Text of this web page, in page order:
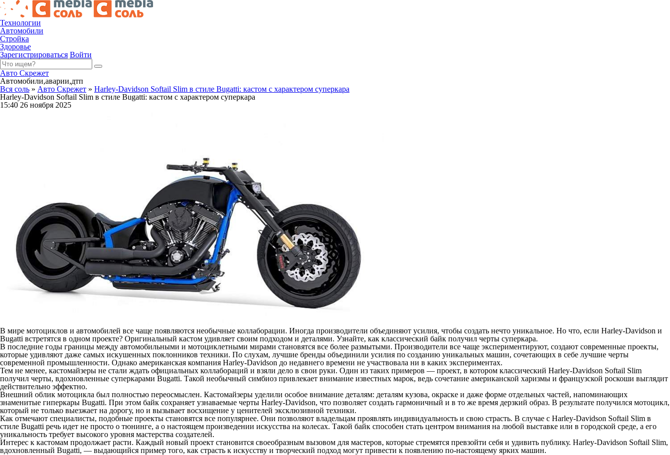
Технологии
Автомобили
Стройка
Здоровье
Зарегистрироваться Войти
Авто Скрежет
Автомобили,аварии,дтп
Вся соль » Авто Скрежет » Harley-Davidson Softail Slim в стиле Bugatti: кастом с характером суперкара
Harley-Davidson Softail Slim в стиле Bugatti: кастом с характером суперкара
15:40 26 ноября 2025
В мире мотоциклов и автомобилей все чаще появляются необычные коллаборации. Иногда производители объединяют усилия, чтобы создать нечто уникальное. Но что, если Harley-Davidson и
Bugatti встретятся в одном проекте? Оригинальный кастом удивляет своим подходом и деталями. Узнайте, как классический байк получил черты суперкара.
В последние годы границы между автомобильными и мотоциклетными мирами становятся все более размытыми. Производители все чаще экспериментируют, создают современные проекты,
которые удивляют даже самых искушенных поклонников техники. По слухам, лучшие бренды объединили усилия по созданию уникальных машин, сочетающих в себе лучшие черты
современной промышленности. Однако американская компания Harley-Davidson до недавнего времени не участвовала ни в каких экспериментах.
Тем не менее, кастомайзеры не стали ждать официальных коллабораций и взяли дело в свои руки. Один из таких примеров — проект, в котором классический Harley-Davidson Softail Slim
получил черты, вдохновленные суперкарами Bugatti. Такой необычный симбиоз привлекает внимание известных марок, ведь сочетание американской харизмы и французской роскоши выглядит
действительно эффектно.
Внешний облик мотоцикла был полностью переосмыслен. Кастомайзеры уделили особое внимание деталям: деталям кузова, окраске и даже форме отдельных частей, напоминающих
знаменитые гиперкары Bugatti. При этом байк сохраняет узнаваемые черты Harley-Davidson, что позволяет создать гармоничный и в то же время дерзкий образ. В результате получился мотоцикл,
который не только выезжает на дорогу, но и вызывает восхищение у ценителей эксклюзивной техники.
Как отмечают специалисты, подобные проекты становятся все популярнее. Они позволяют владельцам проявлять индивидуальность и свою страсть. В случае с Harley-Davidson Softail Slim в
стиле Bugatti речь идет не просто о тюнинге, а о настоящем произведении искусства на колесах. Такой байк способен стать центром внимания на любой выставке или в городской среде, а его
уникальность требует высокого уровня мастерства создателей.
Интерес к кастомам продолжает расти. Каждый новый проект становится своеобразным вызовом для мастеров, которые стремятся превзойти себя и удивить публику. Harley-Davidson Softail Slim,
вдохновленный Bugatti, — выдающийся пример того, как страсть к искусству и творческий подход могут привести к появлению по-настоящему ярких машин.